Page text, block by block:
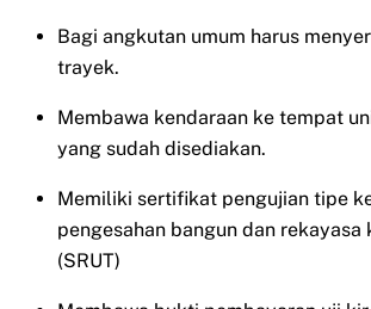
Bagi angkutan umum harus
trayek.
Membawa kendaraan ke tempat
yang sudah disediakan.
Memiliki sertifikat pengujian tipe
pengesahan bangun dan rekayasa
(SRUT)